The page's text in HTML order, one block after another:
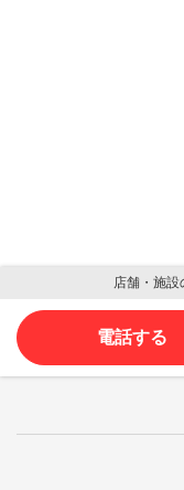
店舗・施
電話する